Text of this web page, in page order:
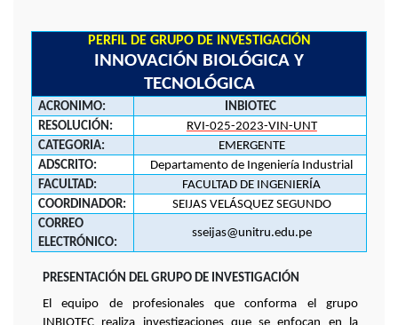
PERFIL DE GRUPO DE INVESTIGACIÓN
INNOVACIÓN BIOLÓGICA Y
TECNOLÓGICA
ACRONIMO:
INBIOTEC
RESOLUCIÓN:
RVI-025-2023-VIN-UNT
CATEGORIA:
EMERGENTE
ADSCRITO:
Departamento de Ingeniería Industrial
FACULTAD:
FACULTAD DE INGENIERÍA
COORDINADOR:
SEIJAS VELÁSQUEZ SEGUNDO
CORREO
ELECTRÓNICO:
sseijas@unitru.edu.pe
PRESENTACIÓN DEL GRUPO DE INVESTIGACIÓN
El equipo de profesionales que conforma el grupo